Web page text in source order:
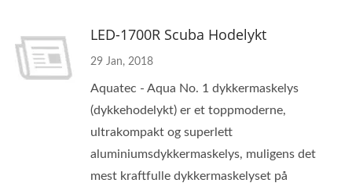
LED-1700R Scuba Hodelykt
29 Jan, 2018
Aquatec - Aqua No. 1 dykkermaskelys
(dykkehodelykt) er et toppmoderne,
ultrakompakt og superlett
aluminiumsdykkermaskelys, muligens det
mest kraftfulle dykkermaskelyset på